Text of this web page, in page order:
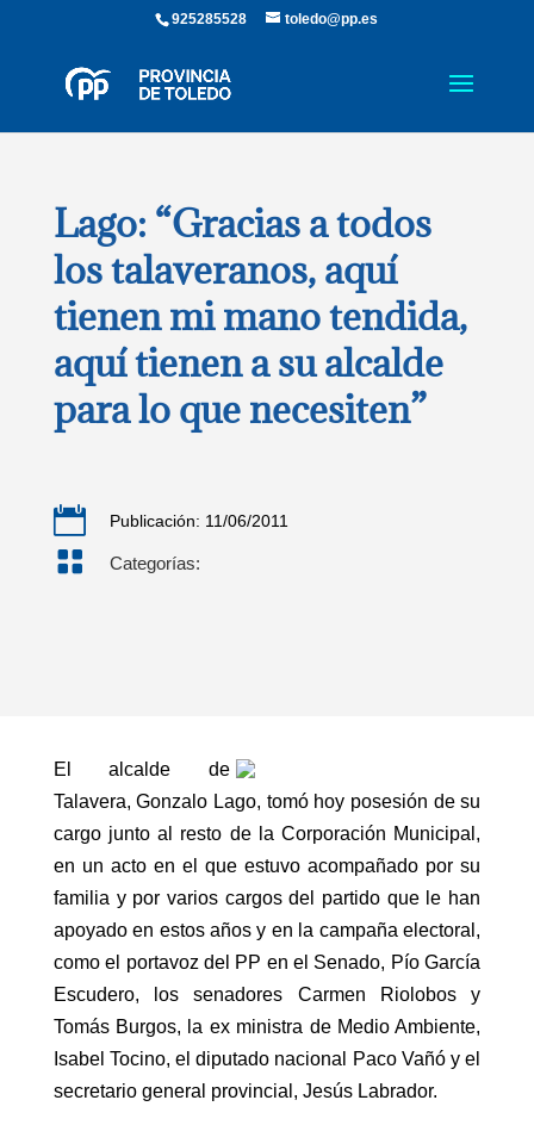
925285528 toledo@pp.es
Lago: “Gracias a todos
los talaveranos, aquí
tienen mi mano tendida,
aquí tienen a su alcalde
para lo que necesiten”
 Publicación: 11/06/2011
 Categorías:
El alcalde de
Talavera, Gonzalo Lago, tomó hoy posesión de su
cargo junto al resto de la Corporación Municipal,
en un acto en el que estuvo acompañado por su
familia y por varios cargos del partido que le han
apoyado en estos años y en la campaña electoral,
como el portavoz del PP en el Senado, Pío García
Escudero, los senadores Carmen Riolobos y
Tomás Burgos, la ex ministra de Medio Ambiente,
Isabel Tocino, el diputado nacional Paco Vañó y el
secretario general provincial, Jesús Labrador.